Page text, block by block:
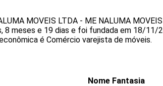
MOVEIS LTDA - ME NALUMA MOVEIS
8 meses e 19 dias e foi fundada em 18/11/
é Comércio varejista de móveis.
Nome Fantasia